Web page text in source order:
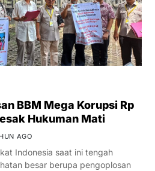
BBM Mega Korupsi Rp
Hukuman Mati
AGO
Indonesia saat ini tengah
besar berupa pengoplosan